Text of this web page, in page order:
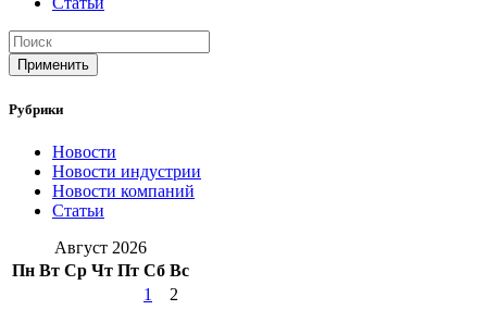
Применить
Рубрики
Новости
Новости индустрии
Новости компаний
Статьи
Август 2026
Пн Вт Ср Чт Пт Сб Вс
1
2